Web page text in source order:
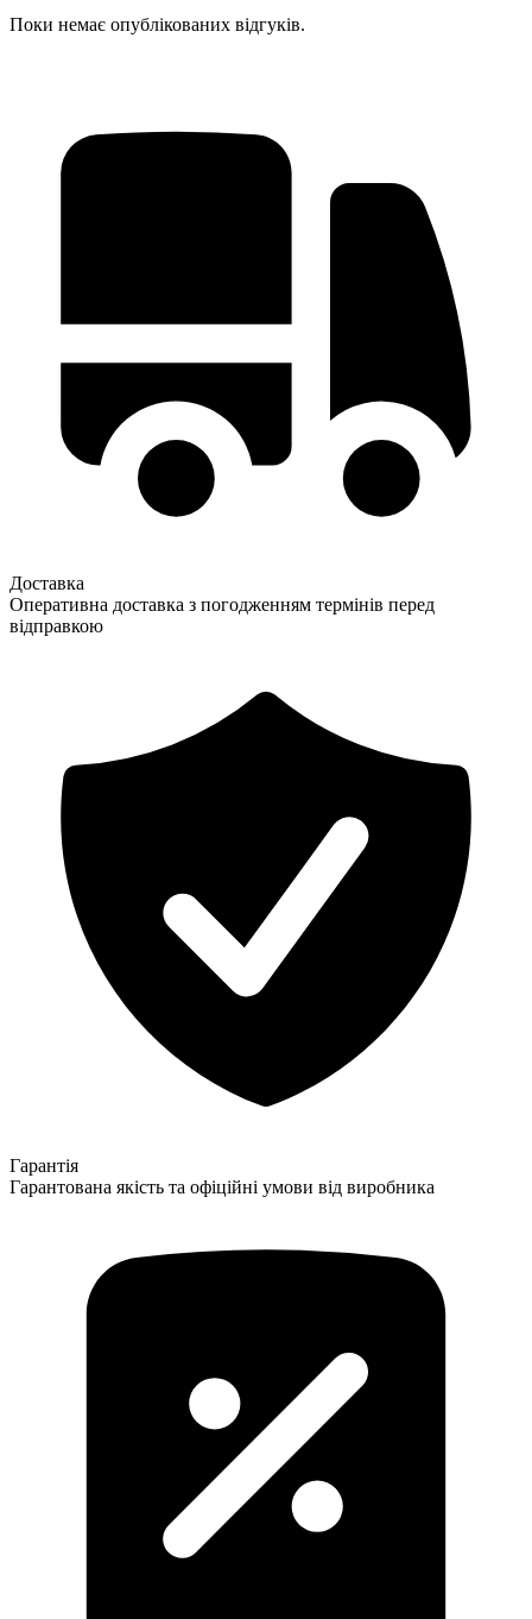
Поки немає опублікованих відгуків.
Доставка
Оперативна доставка з погодженням термінів перед
відправкою
Гарантія
Гарантована якість та офіційні умови від виробника